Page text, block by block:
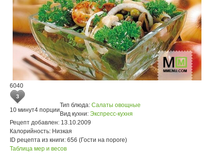
6040
3
10 минут4 порции
Тип блюда: Салаты овощные
Вид кухни: Экспресс-кухня
Рецепт добавлен: 13.10.2009
Калорийность: Низкая
ID рецепта из книги: 656 (Гости на пороге)
Таблица мер и весов